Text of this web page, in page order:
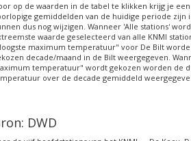
op de waarden in de tabel te klikken krijg je
gemiddelden van de huidige periode zijn
dus nog wijzigen. Wanneer 'Alle stations'
waarde geselecteerd van alle KNMI
maximum temperatuur" voor De Bilt
decade/maand in de Bilt weergegeven.
temperatuur" wordt gekozen worden de
over de decade gemiddeld
DWD